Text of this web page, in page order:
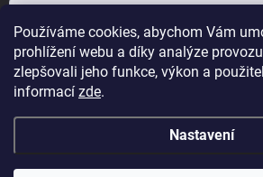
Používáme cookies, abychom Vám
prohlížení webu a díky analýze
zlepšovali jeho funkce, výkon a
informací zde.
Nastavení
Vložením e-mailu souhlasíte spodmínkami
Přihlásit se